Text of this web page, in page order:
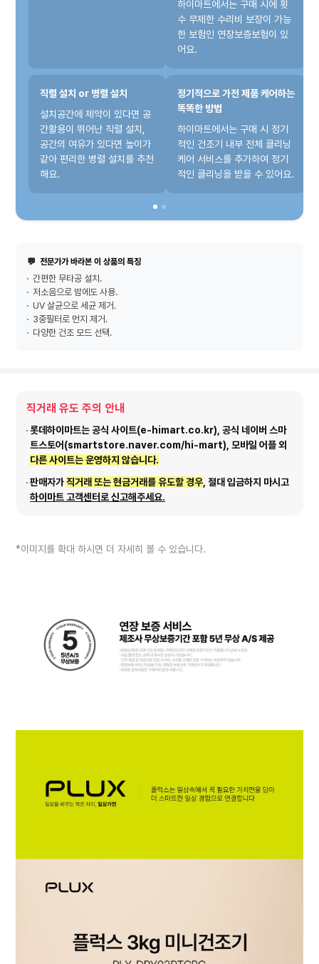
직렬 설치 or 병렬 설치
설치공간에 제약이 있다면 공
간활용이 뛰어난 직렬 설치,
공간의 여유가 있다면 높이가
같아 편리한 병렬 설치를 추천
해요.
하이마트에서는 구매 시에 횟
수 무제한 수리비 보장이 가능
한 보험인 연장보증보험이 있
어요.
정기적으로 가전 제품 케어하는
똑똑한 방법
하이마트에서는 구매 시 정기
적인 건조기 내부 전체 클리닝
케어 서비스를 추가하여 정기
적인 클리닝을 받을 수 있어요.
💬 전문가가 바라본 이 상품의 특징
간편한 무타공 설치.
저소음으로 밤에도 사용.
UV 살균으로 세균 제거.
3중필터로 먼지 제거.
다양한 건조 모드 선택.
직거래 유도 주의 안내
롯데하이마트는 공식 사이트(e-himart.co.kr), 공식 네이버 스마
트스토어(smartstore.naver.com/hi-mart), 모바일 어플 외
다른 사이트는 운영하지 않습니다.
판매자가직거래 또는 현금거래를 유도할 경우, 절대 입금하지 마시고
하이마트 고객센터로 신고해주세요.
*이미지를 확대 하시면 더 자세히 볼 수 있습니다.